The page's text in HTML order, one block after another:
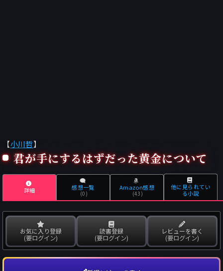
【小川哲】
君が手にするはずだった黄金について
詳細 感想一覧
(0)
Amazon感想
(43)
他に見られてい
る小説
お気に入り登録
(要ログイン)
読書登録
(要ログイン)
レビューを書く
(要ログイン)